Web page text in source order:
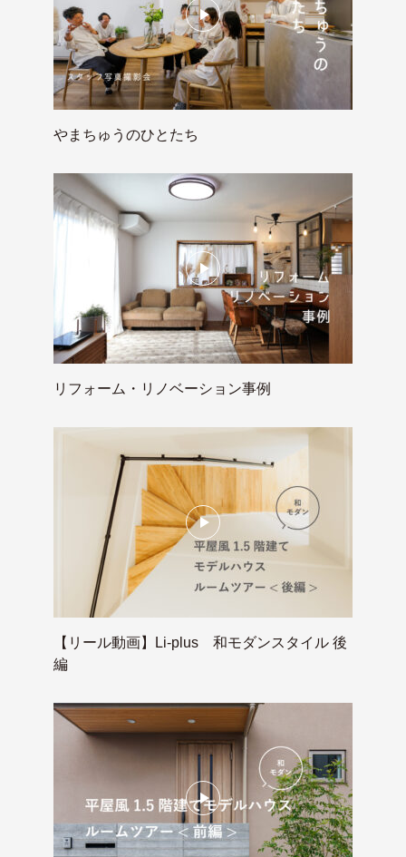
やまちゅうのひとたち
リフォーム・リノベーション事例
【リール動画】Li-plus 和モダンスタイル 後
編